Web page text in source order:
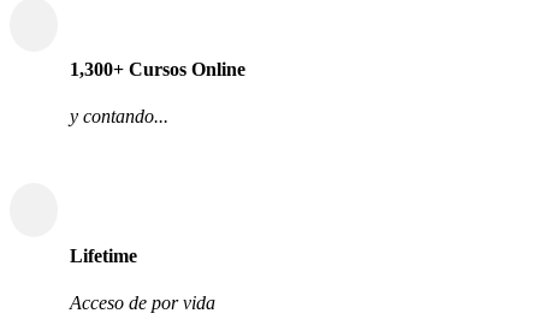
1,300+ Cursos Online
y contando...
Lifetime
Acceso de por vida